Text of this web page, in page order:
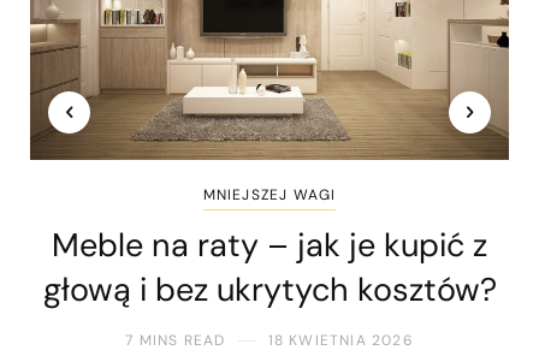
MNIEJSZEJ WAGI
Meble na raty – jak je kupić z
głową i bez ukrytych kosztów?
7 MINS READ 18 KWIETNIA 2026